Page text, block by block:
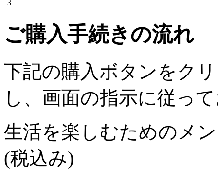
ご購入手続きの流れ
下記の購入ボタンをク
し、画面の指示に従っ
生活を楽しむためのメ
(税込み)